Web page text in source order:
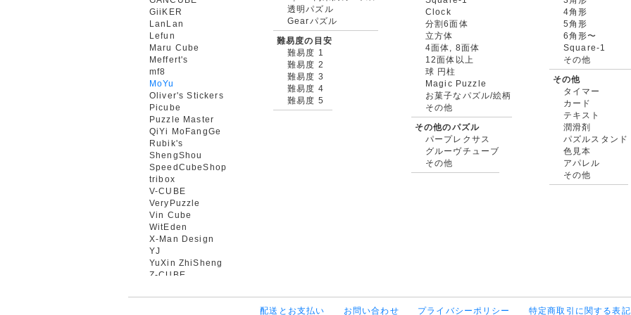
GiiKER
LanLan
Lefun
Maru Cube
Meffert's
mf8
MoYu
Oliver's Stickers
Picube
Puzzle Master
QiYi MoFangGe
Rubik's
ShengShou
SpeedCubeShop
tribox
V-CUBE
VeryPuzzle
Vin Cube
WitEden
X-Man Design
YJ
YuXin ZhiSheng
Z-CUBE
透明パズル
Gearパズル
難易度の目安
難易度 1
難易度 2
難易度 3
難易度 4
難易度 5
Clock
分割6面体
立方体
4面体, 8面体
12面体以上
球 円柱
Magic Puzzle
お菓子なパズル/絵柄
その他
その他のパズル
パープレクサス
グルーヴチューブ
その他
4角形
5角形
6角形〜
Square-1
その他
その他
タイマー
カード
テキスト
潤滑剤
パズルスタンド
色見本
アパレル
その他
配送とお支払い お問い合わせ プライバシーポリシー 特定商取引に関する表記